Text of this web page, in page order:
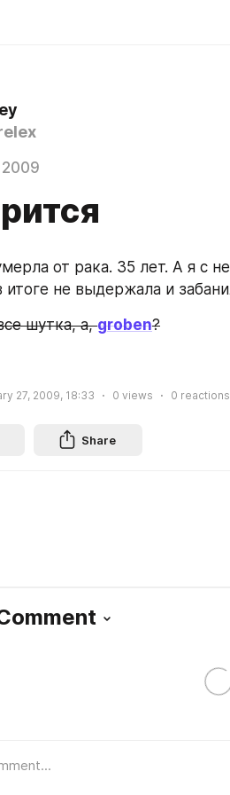
2009
от рака. 35 лет. А я с
итоге не выдержала и
шутка, а, groben?
27, 2009, 18:33 0 views 0 reactions
Share